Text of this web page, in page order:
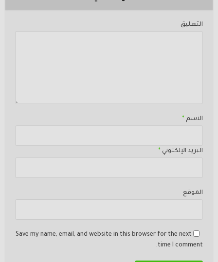
التعليق
الاسم *
البريد الإلكتوني *
الموقع
Save my name, email, and website in this browser for the next
time I comment.